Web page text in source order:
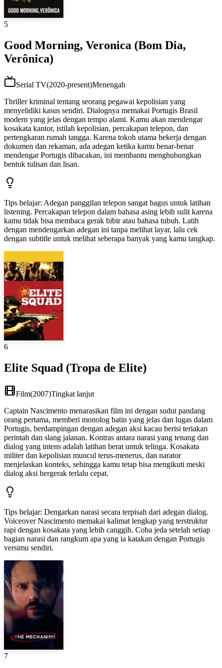
5
Good Morning, Veronica (Bom Dia,
Verônica)
Serial TV(2020-present)Menengah
Thriller kriminal tentang seorang pegawai kepolisian yang
menyelidiki kasus sendiri. Dialognya memakai Portugis Brasil
modern yang jelas dengan tempo alami. Kamu akan mendengar
kosakata kantor, istilah kepolisian, percakapan telepon, dan
pertengkaran rumah tangga. Karena tokoh utama bekerja dengan
dokumen dan rekaman, ada adegan ketika kamu benar-benar
mendengar Portugis dibacakan, ini membantu menghubungkan
bentuk tulisan dan lisan.
Tips belajar: Adegan panggilan telepon sangat bagus untuk latihan
listening. Percakapan telepon dalam bahasa asing lebih sulit karena
kamu tidak bisa membaca gerak bibir atau bahasa tubuh. Latih
dengan mendengarkan adegan ini tanpa melihat layar, lalu cek
dengan subtitle untuk melihat seberapa banyak yang kamu tangkap.
6
Elite Squad (Tropa de Elite)
Film(2007)Tingkat lanjut
Captain Nascimento menarasikan film ini dengan sudut pandang
orang pertama, memberi monolog batin yang jelas dan lugas dalam
Portugis, berdampingan dengan adegan aksi kacau berisi teriakan
perintah dan slang jalanan. Kontras antara narasi yang tenang dan
dialog yang intens adalah latihan berat untuk telinga. Kosakata
militer dan kepolisian muncul terus-menerus, dan narator
menjelaskan konteks, sehingga kamu tetap bisa mengikuti meski
dialog aksi bergerak terlalu cepat.
Tips belajar: Dengarkan narasi secara terpisah dari adegan dialog.
Voiceover Nascimento memakai kalimat lengkap yang terstruktur
rapi dengan kosakata yang lebih canggih. Coba jeda setelah setiap
bagian narasi dan rangkum apa yang ia katakan dengan Portugis
versimu sendiri.
7